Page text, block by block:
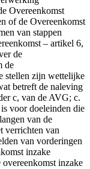
Overeenkomst
of de Overeenkomst
van stappen
– artikel 6,
de
de
stellen zijn wettelijke
betreft de naleving
c, van de AVG; c.
voor doeleinden die
van de
verrichten van
van vorderingen
inzake
inzake